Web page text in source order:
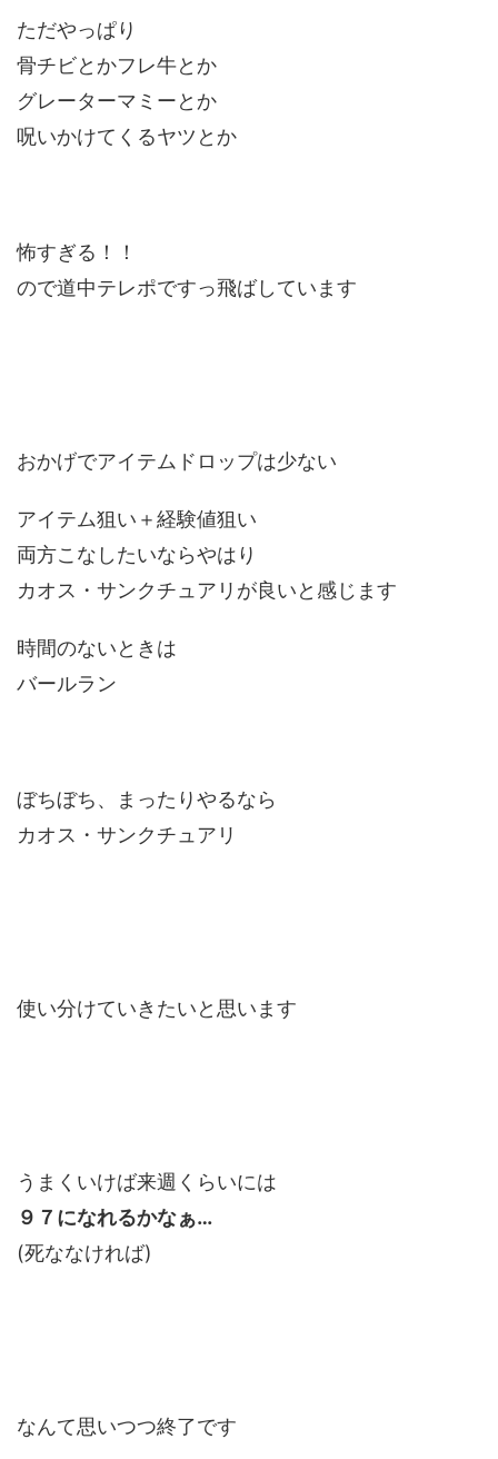
ただやっぱり
骨チビとかフレ牛とか
グレーターマミーとか
呪いかけてくるヤツとか
怖すぎる！！
ので道中テレポですっ飛ばしています
おかげでアイテムドロップは少ない
アイテム狙い＋経験値狙い
両方こなしたいならやはり
カオス・サンクチュアリが良いと感じます
時間のないときは
バールラン
ぼちぼち、まったりやるなら
カオス・サンクチュアリ
使い分けていきたいと思います
うまくいけば来週くらいには
９７になれるかなぁ…
(死ななければ)
なんて思いつつ終了です